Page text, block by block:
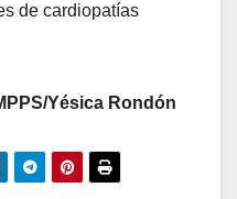
de cardiopatías
Yésica Rondón